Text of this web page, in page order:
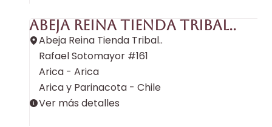
Abeja Reina Tienda Tribal..
Abeja Reina Tienda Tribal..
Rafael Sotomayor #161
Arica - Arica
Arica y Parinacota - Chile
Ver más detalles